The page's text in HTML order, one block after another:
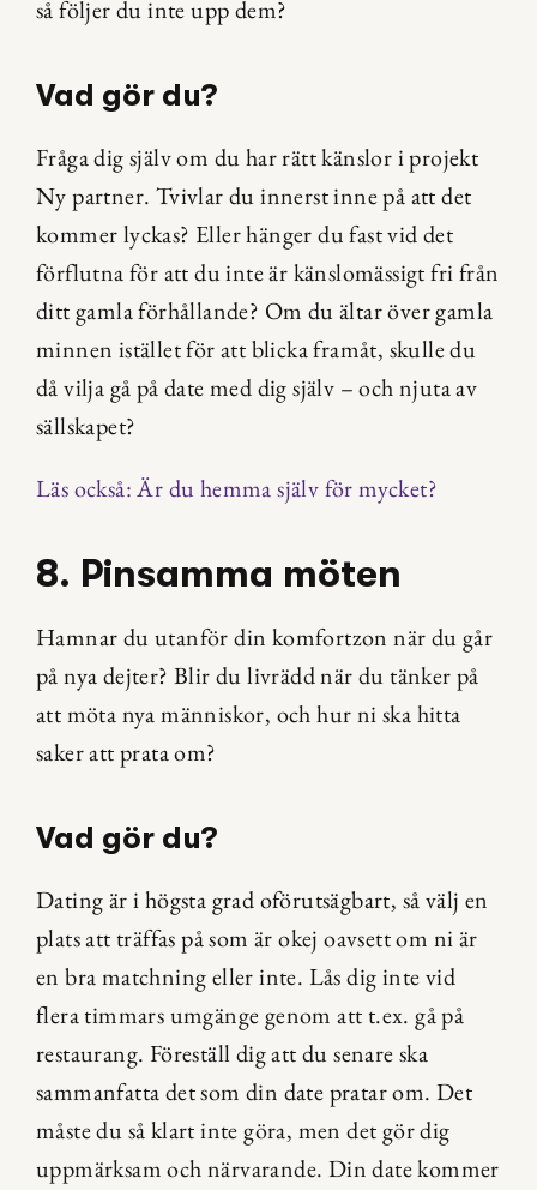
så följer du inte upp dem?
Vad gör du?
Fråga dig själv om du har rätt känslor i projekt
Ny partner. Tvivlar du innerst inne på att det
kommer lyckas? Eller hänger du fast vid det
förflutna för att du inte är känslomässigt fri från
ditt gamla förhållande? Om du ältar över gamla
minnen istället för att blicka framåt, skulle du
då vilja gå på date med dig själv – och njuta av
sällskapet?
Läs också: Är du hemma själv för mycket?
8. Pinsamma möten
Hamnar du utanför din komfortzon när du går
på nya dejter? Blir du livrädd när du tänker på
att möta nya människor, och hur ni ska hitta
saker att prata om?
Vad gör du?
Dating är i högsta grad oförutsägbart, så välj en
plats att träffas på som är okej oavsett om ni är
en bra matchning eller inte. Lås dig inte vid
flera timmars umgänge genom att t.ex. gå på
restaurang. Föreställ dig att du senare ska
sammanfatta det som din date pratar om. Det
måste du så klart inte göra, men det gör dig
uppmärksam och närvarande. Din date kommer